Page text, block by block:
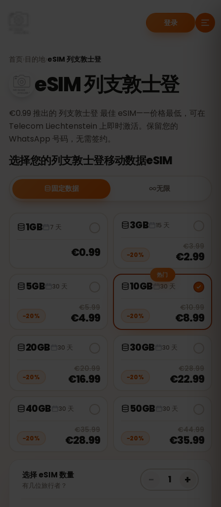
登录
首页 目的地 eSIM 列支敦士登
eSIM 列支敦士登
€0.99 推出的 列支敦士登 最佳 eSIM——价格最低，可在
Telecom Liechtenstein 上即时激活。保留您的
WhatsApp 号码，无需签约。
选择您的列支敦士登移动数据eSIM
固定数据 无限
1GB 7 天
€0.99
3GB 15 天
−20%
€3.99
€2.99
5GB 30 天
−20%
20 , now€4.99
€5.99
€4.99
热门
10GB 30 天
−20%
€10.99
€8.99
20GB 30 天
−20%
20 , now €16.99
€20.99
€16.99
30GB 30 天
−20%
€28.99
€22.99
40GB 30 天
−20%
20 , now
€35.99
€28.99
50GB 30 天
−20%
€44.99
€35.99
选择 eSIM 数量
有几位旅行者？
1 +